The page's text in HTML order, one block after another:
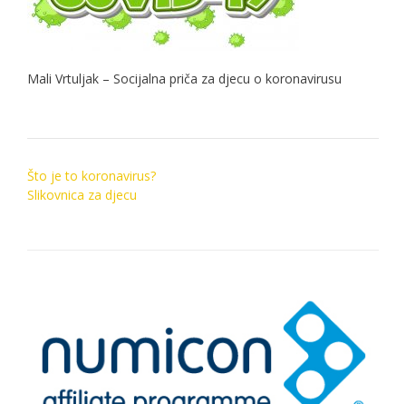
Mali Vrtuljak – Socijalna priča za djecu o koronavirusu
Post
navigation
Što je to koronavirus?
Slikovnica za djecu